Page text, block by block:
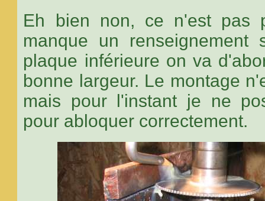
Eh bien non, ce n'est pas
manque un
plaque inférieure on va
bonne largeur. Le montage
mais pour l'instant je ne
pour abloquer correctement.